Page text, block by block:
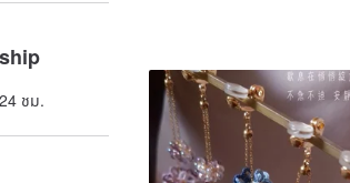
ชม.